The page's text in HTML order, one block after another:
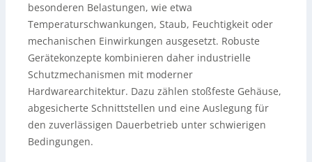
besonderen Belastungen, wie etwa
Temperaturschwankungen, Staub, Feuchtigkeit oder
mechanischen Einwirkungen ausgesetzt. Robuste
Gerätekonzepte kombinieren daher industrielle
Schutzmechanismen mit moderner
Hardwarearchitektur. Dazu zählen stoßfeste Gehäuse,
abgesicherte Schnittstellen und eine Auslegung für
den zuverlässigen Dauerbetrieb unter schwierigen
Bedingungen.